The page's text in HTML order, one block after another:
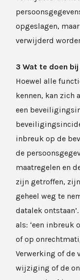
opgeslagen,
verwijderd
3 Wat te doen
Hoewel alle
kennen, kan zich
een
inbreuk op de
de
maatregelen en
zijn getroffen,
geheel weg te
datalek
als: ‘een inbreuk
of op
Verwerking of de
wijziging of de